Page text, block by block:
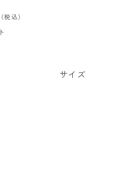
税込）
サイズ